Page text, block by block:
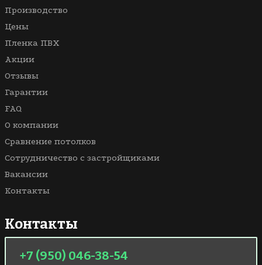
Производство
Цены
Пленка ПВХ
Акции
Отзывы
Гарантии
FAQ
О компании
Сравнение потолков
Сотрудничество с застройщиками
Вакансии
Контакты
Контакты
+7 (950) 046-38-54